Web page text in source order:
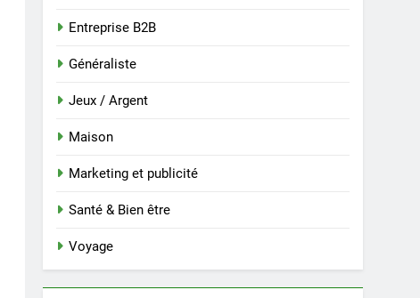
Entreprise B2B
Généraliste
Jeux / Argent
Maison
Marketing et publicité
Santé & Bien être
Voyage